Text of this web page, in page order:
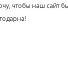
чтобы наш сайт